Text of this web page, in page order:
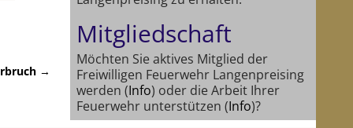
→
Mitgliedschaft
Möchten Sie aktives Mitglied der
Freiwilligen Feuerwehr Langenpreising
werden (Info) oder die Arbeit Ihrer
Feuerwehr unterstützen (Info)?